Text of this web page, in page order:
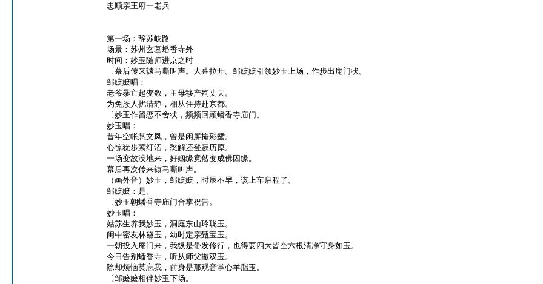
忠顺亲王府一老兵
第一场：辞苏岐路
场景：苏州玄墓蟠香寺外
时间：妙玉随师进京之时
〔幕后传来辕马嘶叫声。大幕拉开。邹嬷嬷引领妙玉上场，作步出庵门状。
邹嬷嬷唱：
老爷暴亡起变数，主母移产殉丈夫。
为免族人扰清静，相从住持赴京都。
〔妙玉作留恋不舍状，频频回顾蟠香寺庙门。
妙玉唱：
昔年空帐悬文凤，曾是闲屏掩彩鸳。
心惊犹步萦纡沼，愁解还登寂历原。
一场变故没地来，好姻缘竟然变成佛因缘。
幕后再次传来辕马嘶叫声。
（画外音）妙玉，邹嬷嬷，时辰不早，该上车启程了。
邹嬷嬷：是。
〔妙玉朝蟠香寺庙门合掌祝告。
妙玉唱：
姑苏生养我妙玉，洞庭东山玲珑玉。
闺中密友林黛玉，幼时定亲甄宝玉。
一朝投入庵门来，我纵是带发修行，也得要四大皆空六根清净守身如玉。
今日告别蟠香寺，听从师父撇双玉。
除却烦恼莫忘我，前身是那观音掌心羊脂玉。
〔邹嬷嬷相伴妙玉下场。